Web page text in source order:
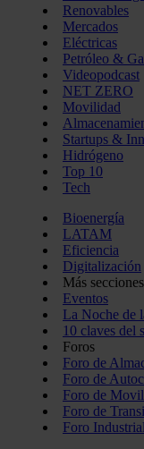
Renovables
Mercados
Eléctricas
Petróleo &
Videopodcast
NET ZERO
Movilidad
Startups &
Hidrógeno
Top 10
Tech
Bioenergía
LATAM
Eficiencia
Digitalización
Más secciones
Eventos
La Noche de
10 claves del
Foros
Foro de
Foro de
Foro de
Foro de
Foro Industrial